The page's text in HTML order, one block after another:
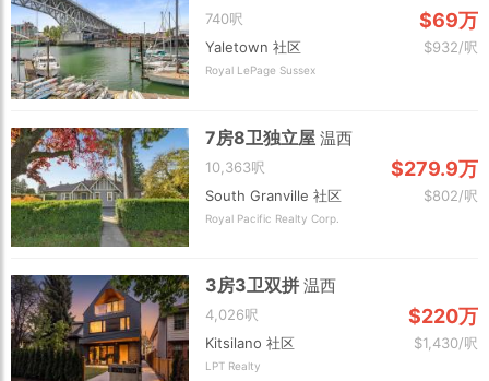
740呎 $69万
Yaletown 社区 $932/呎
Royal LePage Sussex
7房8卫独立屋温西
10,363呎 $279.9万
South Granville 社区 $802/呎
Royal Pacific Realty Corp.
3房3卫双拼温西
4,026呎 $220万
Kitsilano 社区 $1,430/呎
LPT Realty